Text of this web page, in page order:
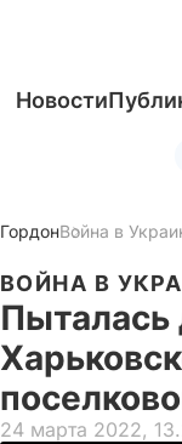
Новости
ГордонВойна в
ВОЙНА В
Пыталась
24 марта 2022,